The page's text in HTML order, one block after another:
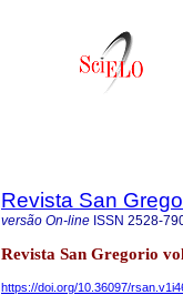
Revista San
versão On-line ISSN 2528-
Revista San Gregorio
https://doi.org/10.36097/